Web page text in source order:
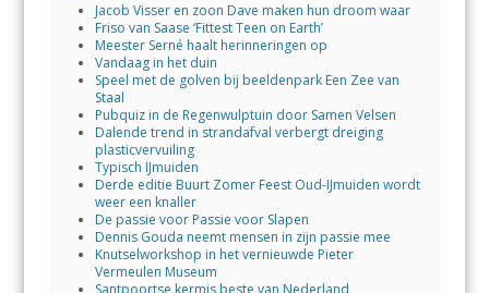
Jacob Visser en zoon Dave maken hun droom waar
Friso van Saase ‘Fittest Teen on Earth’
Meester Serné haalt herinneringen op
Vandaag in het duin
Speel met de golven bij beeldenpark Een Zee van
Staal
Pubquiz in de Regenwulptuin door Samen Velsen
Dalende trend in strandafval verbergt dreiging
plasticvervuiling
Typisch IJmuiden
Derde editie Buurt Zomer Feest Oud-IJmuiden wordt
weer een knaller
De passie voor Passie voor Slapen
Dennis Gouda neemt mensen in zijn passie mee
Knutselworkshop in het vernieuwde Pieter
Vermeulen Museum
Santpoortse kermis beste van Nederland